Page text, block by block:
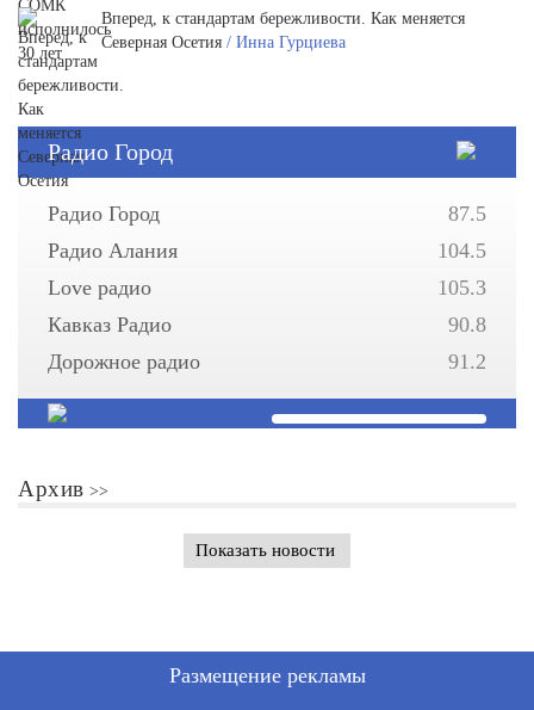
Вперед, к стандартам бережливости. Как меняется
Северная Осетия / Инна Гурциева
Радио Город
Радио Город
87.5
Радио Алания
104.5
Love радио
105.3
Кавказ Радио
90.8
Дорожное радио
91.2
Архив
Показать новости
Размещение рекламы